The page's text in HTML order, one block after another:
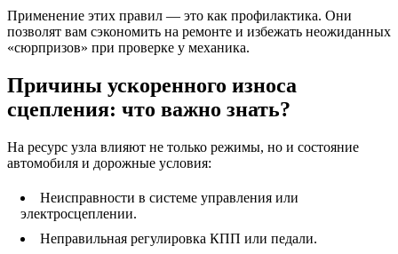
Применение этих правил — это как профилактика. Они
позволят вам сэкономить на ремонте и избежать неожиданных
«сюрпризов» при проверке у механика.
Причины ускоренного износа
сцепления: что важно знать?
На ресурс узла влияют не только режимы, но и состояние
автомобиля и дорожные условия:
Неисправности в системе управления или
электросцеплении.
Неправильная регулировка КПП или педали.